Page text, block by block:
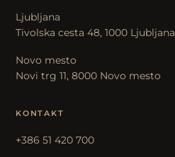
Ljubljana
Tivolska cesta 48, 1000 Ljubljana
Novo mesto
Novi trg 11, 8000 Novo mesto
KONTAKT
+386 51 420 700